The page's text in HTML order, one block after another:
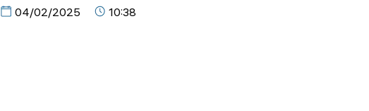
04/02/2025 10:38